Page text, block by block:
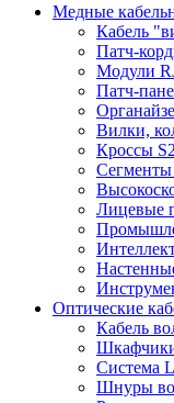
Медные
Кабель
Патч-
Модули
Патч-
Вилки,
Кроссы
Сегменты
Лицевые
Оптические
Кабель
Система
Шнуры